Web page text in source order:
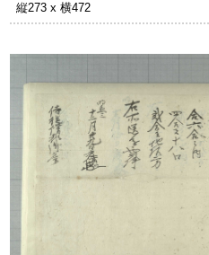
縦273 x 横472